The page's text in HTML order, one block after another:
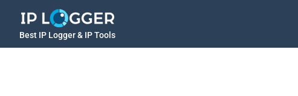
Best IP Logger & IP Tools